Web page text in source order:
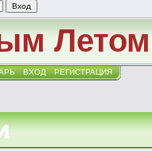
ВХОД РЕГИСТРАЦИЯ